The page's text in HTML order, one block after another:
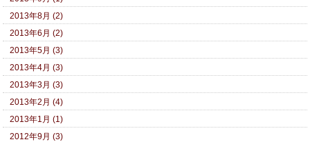
2013年8月 (2)
2013年6月 (2)
2013年5月 (3)
2013年4月 (3)
2013年3月 (3)
2013年2月 (4)
2013年1月 (1)
2012年9月 (3)